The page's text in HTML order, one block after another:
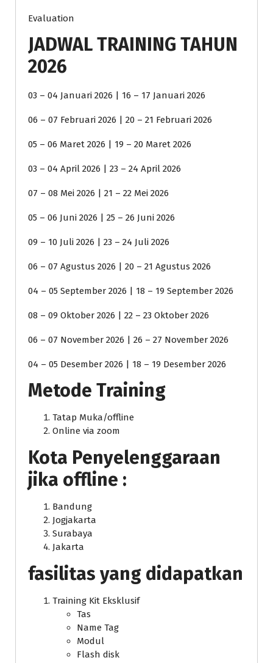
Evaluation
JADWAL TRAINING TAHUN
2026
03 – 04 Januari 2026 | 16 – 17 Januari 2026
06 – 07 Februari 2026 | 20 – 21 Februari 2026
05 – 06 Maret 2026 | 19 – 20 Maret 2026
03 – 04 April 2026 | 23 – 24 April 2026
07 – 08 Mei 2026 | 21 – 22 Mei 2026
05 – 06 Juni 2026 | 25 – 26 Juni 2026
09 – 10 Juli 2026 | 23 – 24 Juli 2026
06 – 07 Agustus 2026 | 20 – 21 Agustus 2026
04 – 05 September 2026 | 18 – 19 September 2026
08 – 09 Oktober 2026 | 22 – 23 Oktober 2026
06 – 07 November 2026 | 26 – 27 November 2026
04 – 05 Desember 2026 | 18 – 19 Desember 2026
Metode Training
Tatap Muka/offline
Online via zoom
Kota Penyelenggaraan
jika offline :
Bandung
Jogjakarta
Surabaya
Jakarta
fasilitas yang didapatkan
Training Kit Eksklusif
Tas
Name Tag
Modul
Flash disk